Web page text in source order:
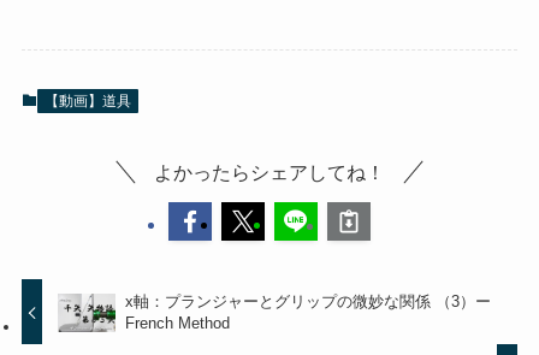
【動画】道具
よかったらシェアしてね！
x軸：プランジャーとグリップの微妙な関係 （3）ー
French Method